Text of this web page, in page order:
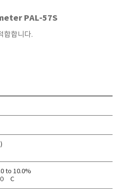
PAL-57S
합합니다.
to 10.0%
C